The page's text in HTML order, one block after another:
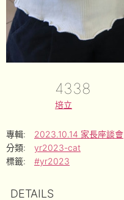
4338
培立
專輯:
2023.10.14 家長座談會
分類:
yr2023-cat
標籤:
#yr2023
DETAILS